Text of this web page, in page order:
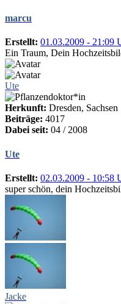
marcu
Erstellt: 01.03.2009 - 21:09
Ein Traum, Dein
Ute
Herkunft: Dresden, Sachsen
Beiträge: 4017
Dabei seit: 04 / 2008
Ute
Erstellt: 02.03.2009 - 10:58
super schön, dein
Jacke